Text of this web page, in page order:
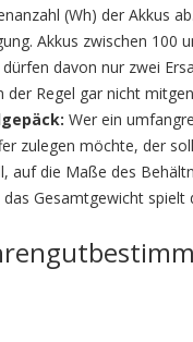
(Wh) der Akkus
Akkus zwischen 100
davon nur zwei
der Regel gar nicht
Wer ein
zulegen möchte, der
auf die Maße des
Gesamtgewicht spielt